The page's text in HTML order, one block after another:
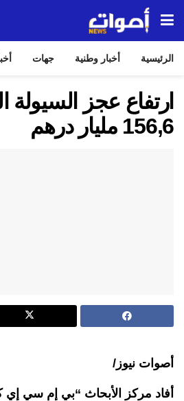
الرئيسية أخبار وطنية جهات
ارتفاع عجز السيولة
156,6 مليار درهم
أصوات نيوز/
أفاد مركز الأبحاث “بي إم سي إي